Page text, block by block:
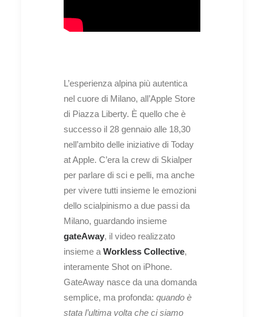
L’esperienza alpina più autentica
nel cuore di Milano, all’Apple Store
di Piazza Liberty. È quello che è
successo il 28 gennaio alle 18,30
nell’ambito delle iniziative di Today
at Apple. C’era la crew di Skialper
per parlare di sci e pelli, ma anche
per vivere tutti insieme le emozioni
dello scialpinismo a due passi da
Milano, guardando insieme
gateAway, il video realizzato
insieme a Workless Collective,
interamente Shot on iPhone.
GateAway nasce da una domanda
semplice, ma profonda: quando è
stata l’ultima volta che ci siamo